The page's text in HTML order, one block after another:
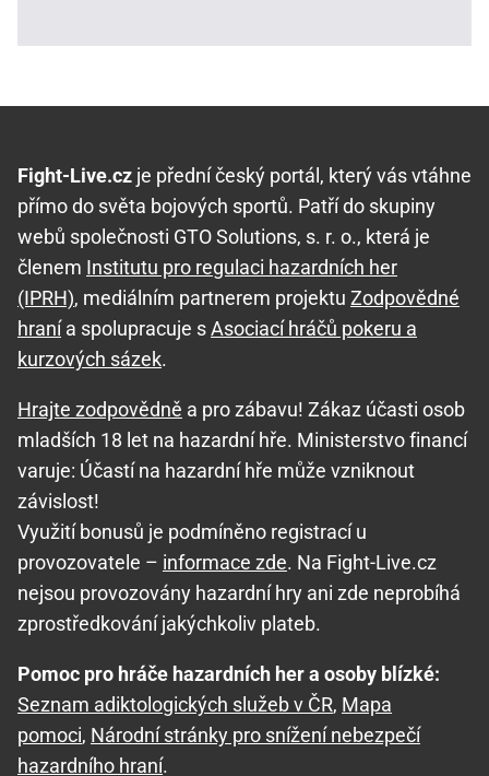
Fight-Live.cz je přední český portál, který vás vtáhne
přímo do světa bojových sportů. Patří do skupiny
webů společnosti GTO Solutions, s. r. o., která je
členem Institutu pro regulaci hazardních her
(IPRH), mediálním partnerem projektu Zodpovědné
hranía spolupracuje sAsociací hráčů pokeru a
kurzových sázek.
Hrajte zodpovědně a pro zábavu! Zákaz účasti osob
mladších 18 let na hazardní hře. Ministerstvo financí
varuje: Účastí na hazardní hře může vzniknout
závislost!
Využití bonusů je podmíněno registrací u
provozovatele – informace zde. Na Fight-Live.cz
nejsou provozovány hazardní hry ani zde neprobíhá
zprostředkování jakýchkoliv plateb.
Pomoc pro hráče hazardních her a osoby blízké:
Seznam adiktologických služeb v ČR, Mapa
pomoci, Národní stránky pro snížení nebezpečí
hazardního hraní.